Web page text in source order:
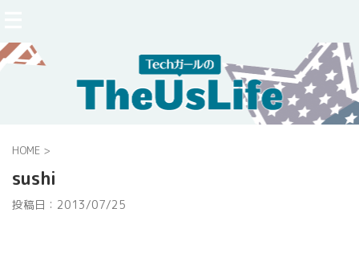
HOME >
sushi
投稿日： 2013/07/25